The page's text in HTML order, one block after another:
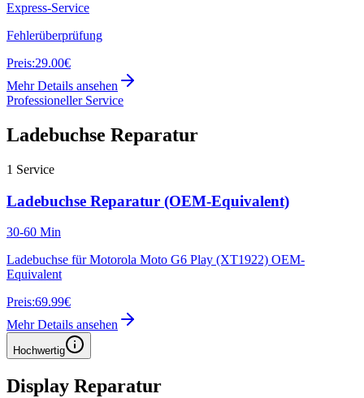
Express-Service
Fehlerüberprüfung
Preis:29.00€
Mehr Details ansehen
Professioneller Service
Ladebuchse Reparatur
1 Service
Ladebuchse Reparatur (OEM-Equivalent)
30-60 Min
Ladebuchse für Motorola Moto G6 Play (XT1922) OEM-
Equivalent
Preis:69.99€
Mehr Details ansehen
Hochwertig
Display Reparatur